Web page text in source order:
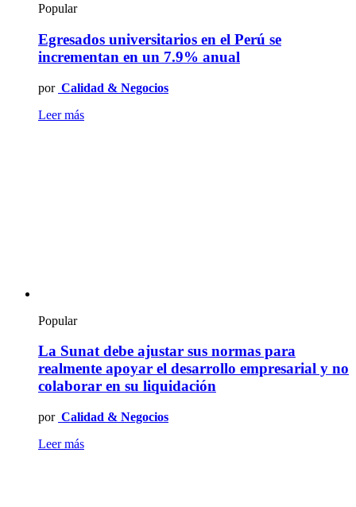
Popular
Egresados universitarios en el Perú se
incrementan en un 7.9% anual
por Calidad & Negocios
Leer más
Popular
La Sunat debe ajustar sus normas para
realmente apoyar el desarrollo empresarial y no
colaborar en su liquidación
por Calidad & Negocios
Leer más